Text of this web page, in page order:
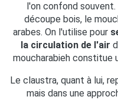
l'on confond
découpe bois, le
arabes. On l'utilise pour
la circulation de l'air
moucharabieh constitue
Le claustra, quant à lui,
mais dans une